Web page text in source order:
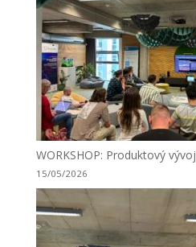
WORKSHOP: Produktový vývoj
15/05/2026